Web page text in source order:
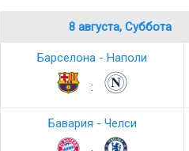
8 августа, Суббота
Барселона - Наполи
:
Бавария - Челси